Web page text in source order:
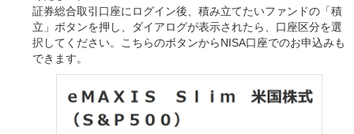
証券総合取引口座にログイン後、積み立てたいファンドの「積
立」ボタンを押し、ダイアログが表示されたら、口座区分を選
択してください。こちらのボタンからNISA口座でのお申込みも
できます。